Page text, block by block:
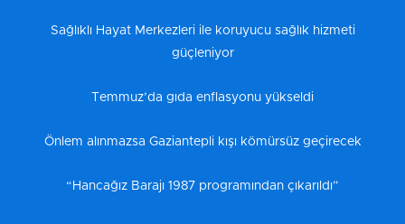
Sağlıklı Hayat Merkezleri ile koruyucu sağlık hizmeti
güçleniyor
Temmuz’da gıda enflasyonu yükseldi
Önlem alınmazsa Gaziantepli kışı kömürsüz geçirecek
“Hancağız Barajı 1987 programından çıkarıldı”